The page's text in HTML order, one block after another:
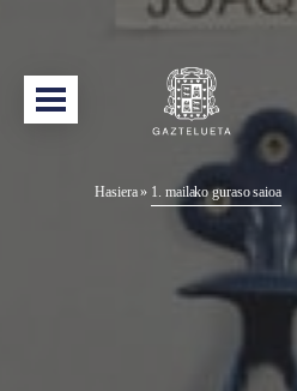
Hasiera» 1. mailako guraso saioa